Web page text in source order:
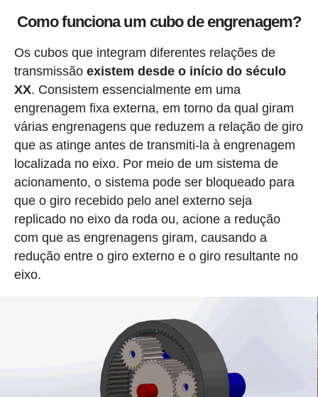
Como funciona um cubo de engrenagem?
Os cubos que integram diferentes relações de
transmissão existem desde o início do século
XX. Consistem essencialmente em uma
engrenagem fixa externa, em torno da qual giram
várias engrenagens que reduzem a relação de giro
que as atinge antes de transmiti-la à engrenagem
localizada no eixo. Por meio de um sistema de
acionamento, o sistema pode ser bloqueado para
que o giro recebido pelo anel externo seja
replicado no eixo da roda ou, acione a redução
com que as engrenagens giram, causando a
redução entre o giro externo e o giro resultante no
eixo.